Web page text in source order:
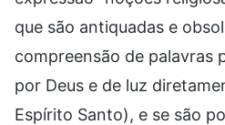
que são antiquadas e
compreensão de palavras
por Deus e de luz
Espírito Santo), e se são